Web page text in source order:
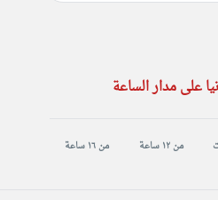
على مدار الساعة
من ١٢ ساعة من ١٦ ساعة